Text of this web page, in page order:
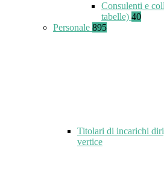
Consulenti e
tabelle) 40
Personale 895
Titolari di incarichi
vertice